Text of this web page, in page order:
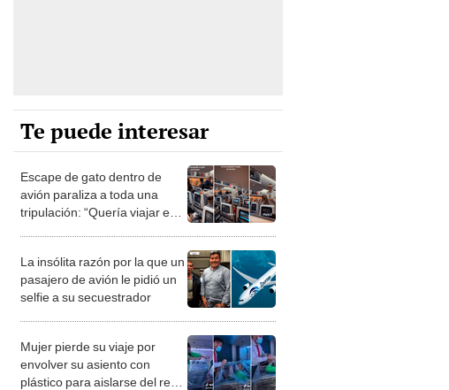
Te puede interesar
Escape de gato dentro de
avión paraliza a toda una
tripulación: “Quería viajar en
La insólita razón por la que un
pasajero de avión le pidió un
selfie a su secuestrador
Mujer pierde su viaje por
envolver su asiento con
plástico para aislarse del resto